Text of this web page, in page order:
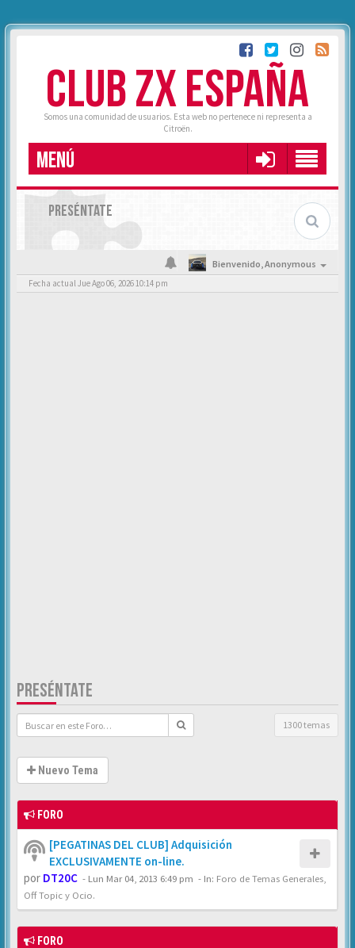
CLUB ZX ESPAÑA
Somos una comunidad de usuarios. Esta web no pertenece ni representa a
Citroën.
MENÚ
PRESÉNTATE
Bienvenido,Anonymous
Fecha actual Jue Ago 06, 2026 10:14 pm
PRESÉNTATE
1300 temas
Nuevo Tema
FORO
[PEGATINAS DEL CLUB] Adquisición
EXCLUSIVAMENTE on-line.
por DT20C - Lun Mar 04, 2013 6:49 pm - In: Foro de Temas Generales,
Off Topic y Ocio.
FORO